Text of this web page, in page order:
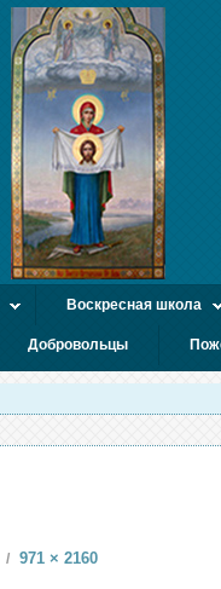
Воскресная школа
Добровольцы
/ 971 × 2160